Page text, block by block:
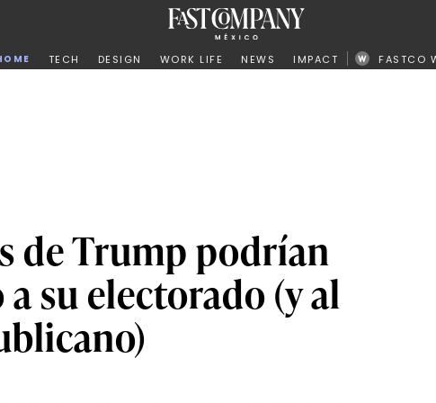
TECH DESIGN WORK LIFE NEWS IMPACT FASTCO
de Trump podrían
su electorado (y al